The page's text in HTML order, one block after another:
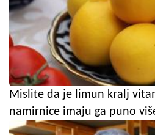
Mislite da je limun kralj
namirnice imaju ga puno